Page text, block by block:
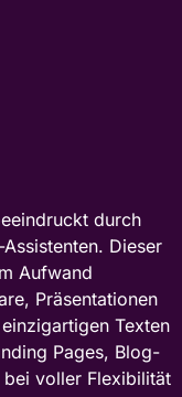
durch
Dieser
Aufwand
Präsentationen
Texten
Pages, Blog-
voller Flexibilität